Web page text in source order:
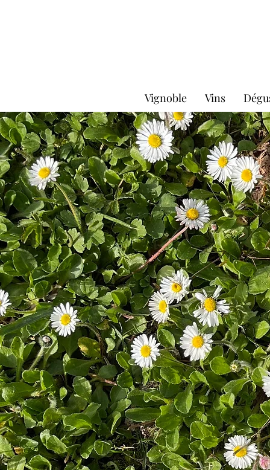
Vignoble Vins